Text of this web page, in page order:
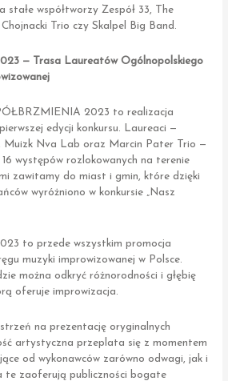
stałe współtworzy Zespół 33, The
Trio czy Skalpel Big Band.
— Trasa Laureatów Ogólnopolskiego
2023 to realizacja
edycji konkursu. Laureaci —
Muizk Nva Lab oraz Marcin Pater Trio —
występów rozlokowanych na terenie
zawitamy do miast i gmin, które dzięki
wyróżniono w konkursie „Nasz
to przede wszystkim promocja
muzyki improwizowanej w Polsce.
można odkryć różnorodności i głębię
oferuje improwizacja.
na prezentację oryginalnych
artystyczna przeplata się z momentem
od wykonawców zarówno odwagi, jak i
te zaoferują publiczności bogate